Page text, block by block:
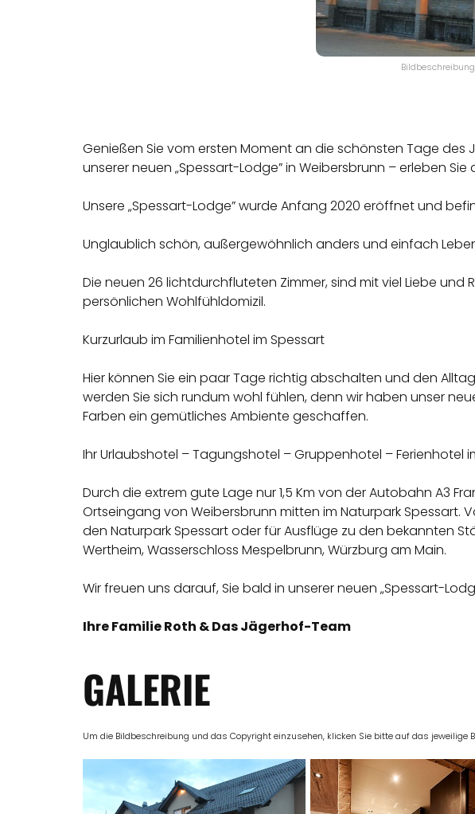
Genießen Sie vom ersten Moment an die schönsten Tage
unserer neuen „Spessart-Lodge” in Weibersbrunn – erleben
Unsere „Spessart-Lodge” wurde Anfang 2020 eröffnet und
Unglaublich schön, außergewöhnlich anders und einfach
Die neuen 26 lichtdurchfluteten Zimmer, sind mit viel Liebe
persönlichen Wohlfühldomizil.
Kurzurlaub im Familienhotel im Spessart
Hier können Sie ein paar Tage richtig abschalten und den
werden Sie sich rundum wohl fühlen, denn wir haben unser
Farben ein gemütliches Ambiente geschaffen.
Ihr Urlaubshotel – Tagungshotel – Gruppenhotel – Ferienhotel
Durch die extrem gute Lage nur 1,5 Km von der Autobahn A3
Ortseingang von Weibersbrunn mitten im Naturpark
den Naturpark Spessart oder für Ausflüge zu den bekannten
Wertheim, Wasserschloss Mespelbrunn, Würzburg am Main.
Wir freuen uns darauf, Sie bald in unserer neuen „Spessart-
Ihre Familie Roth & Das Jägerhof-Team
GALERIE
Um die Bildbeschreibung und das Copyright einzusehen, klicken Sie bitte auf das jeweilige